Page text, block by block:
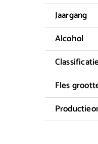
Jaargang
Alcohol
Fles